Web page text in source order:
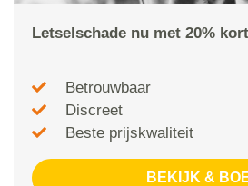
Letselschade nu met 20%
Betrouwbaar
Discreet
Beste prijskwaliteit
BEKIJK &